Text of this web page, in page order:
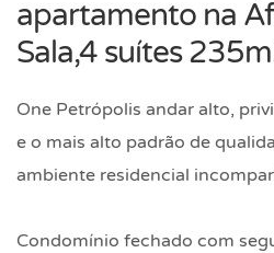
apartamento na
Sala,4 suítes
One Petrópolis andar alto,
e o mais alto padrão de
ambiente residencial
Condomínio fechado com